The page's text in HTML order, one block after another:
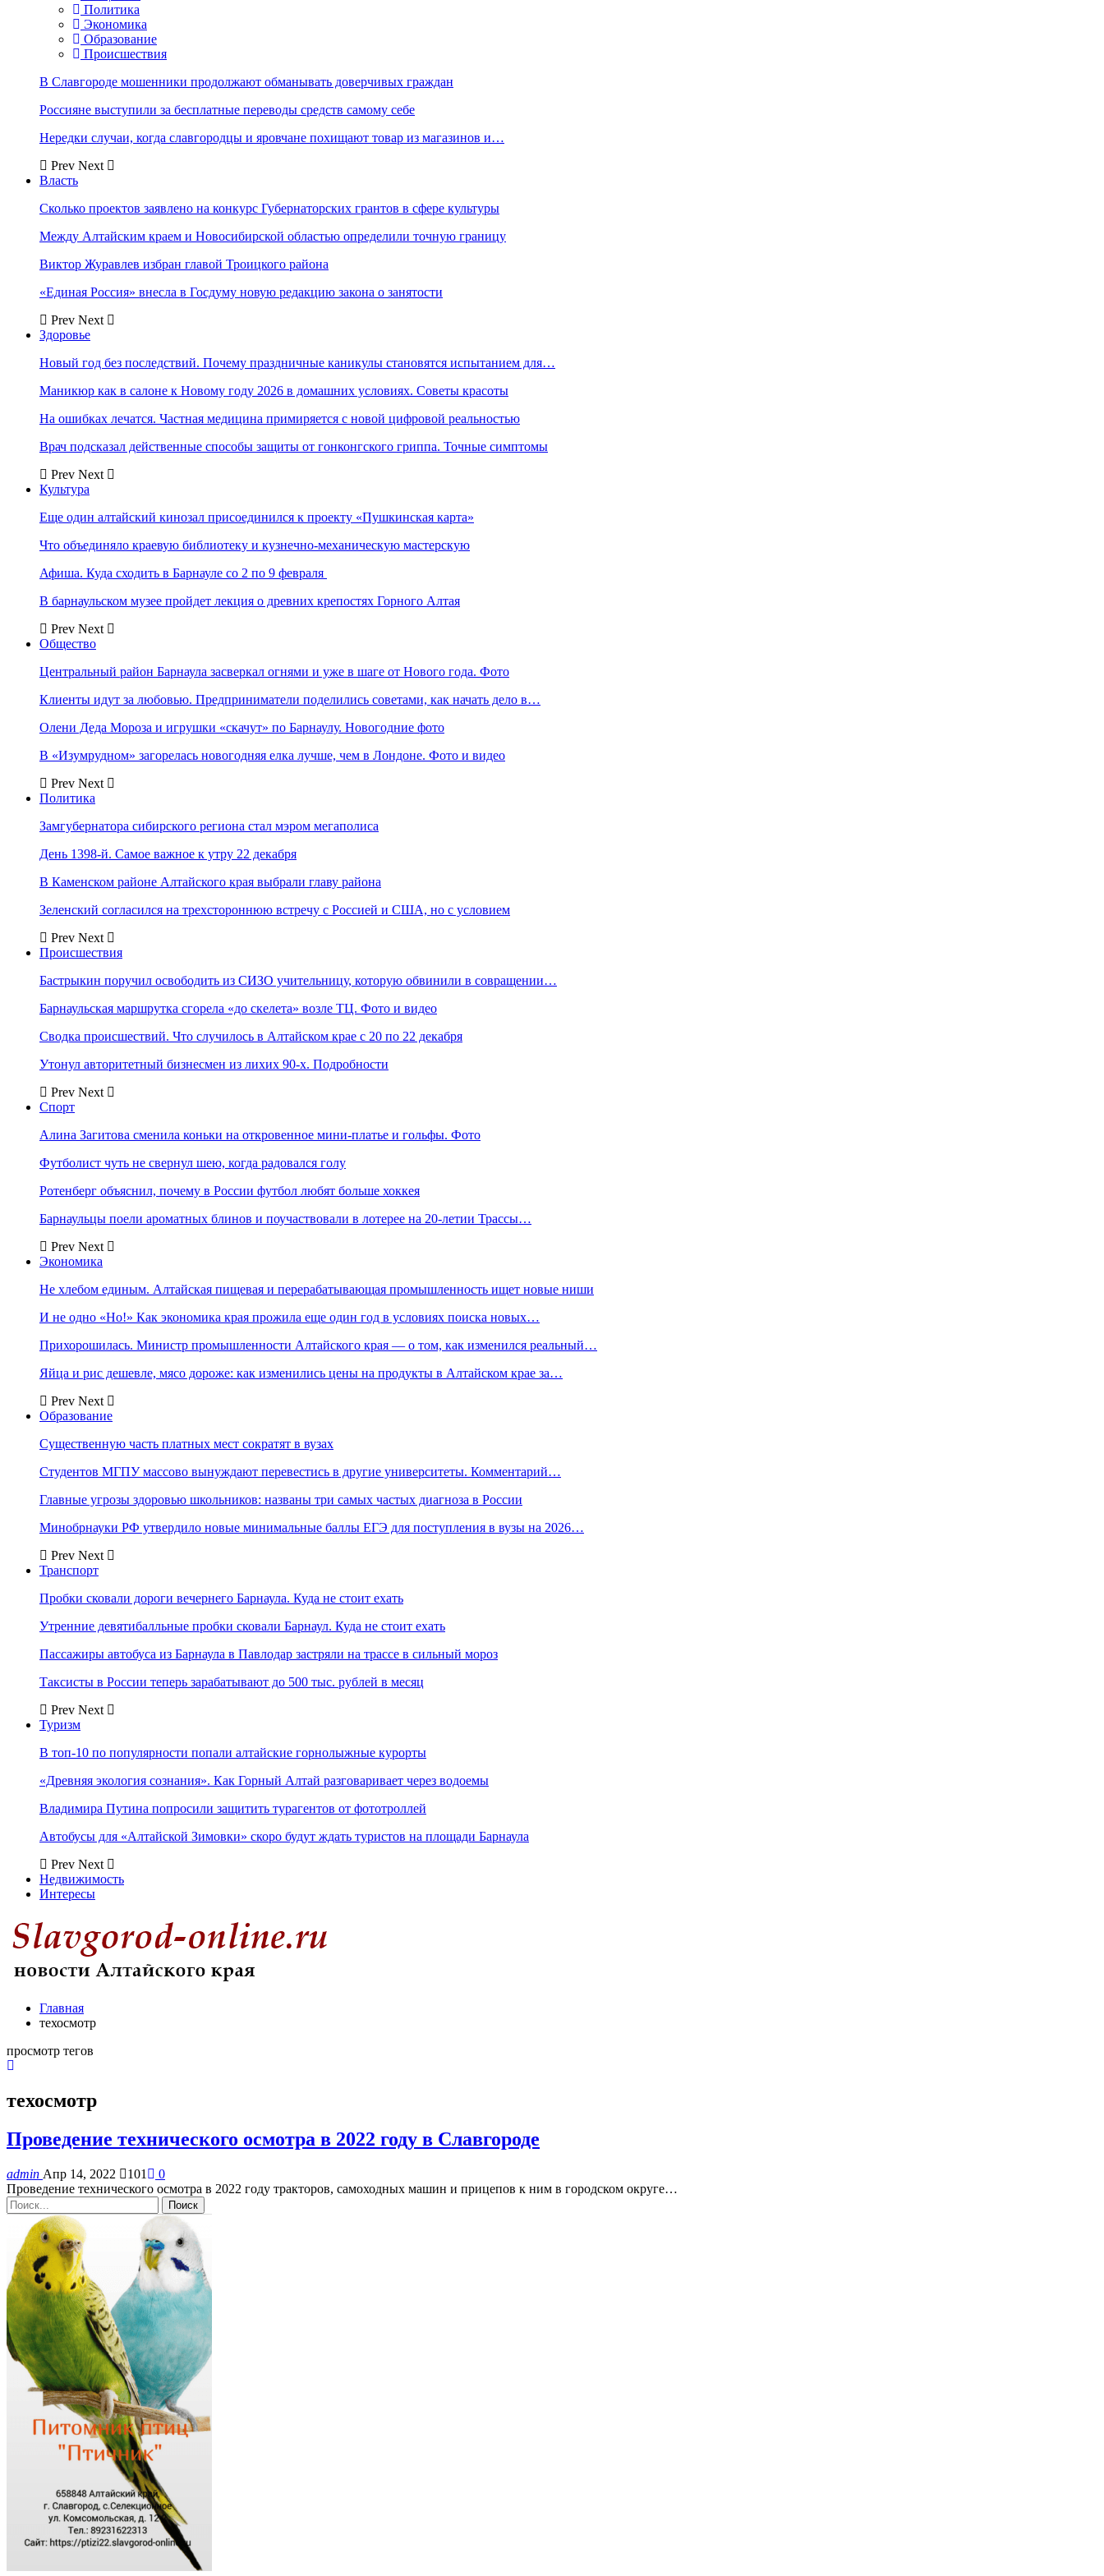
Политика
Экономика
Образование
Происшествия
В Славгороде мошенники продолжают обманывать доверчивых граждан
Россияне выступили за бесплатные переводы средств самому себе
Нередки случаи, когда славгородцы и яровчане похищают товар из магазинов и…
Prev Next
Власть
Сколько проектов заявлено на конкурс Губернаторских грантов в сфере культуры
Между Алтайским краем и Новосибирской областью определили точную границу
Виктор Журавлев избран главой Троицкого района
«Единая Россия» внесла в Госдуму новую редакцию закона о занятости
Prev Next
Здоровье
Новый год без последствий. Почему праздничные каникулы становятся испытанием для…
Маникюр как в салоне к Новому году 2026 в домашних условиях. Советы красоты
На ошибках лечатся. Частная медицина примиряется с новой цифровой реальностью
Врач подсказал действенные способы защиты от гонконгского гриппа. Точные симптомы
Prev Next
Культура
Еще один алтайский кинозал присоединился к проекту «Пушкинская карта»
Что объединяло краевую библиотеку и кузнечно-механическую мастерскую
Афиша. Куда сходить в Барнауле со 2 по 9 февраля
В барнаульском музее пройдет лекция о древних крепостях Горного Алтая
Prev Next
Общество
Центральный район Барнаула засверкал огнями и уже в шаге от Нового года. Фото
Клиенты идут за любовью. Предприниматели поделились советами, как начать дело в…
Олени Деда Мороза и игрушки «скачут» по Барнаулу. Новогодние фото
В «Изумрудном» загорелась новогодняя елка лучше, чем в Лондоне. Фото и видео
Prev Next
Политика
Замгубернатора сибирского региона стал мэром мегаполиса
День 1398-й. Самое важное к утру 22 декабря
В Каменском районе Алтайского края выбрали главу района
Зеленский согласился на трехстороннюю встречу с Россией и США, но с условием
Prev Next
Происшествия
Бастрыкин поручил освободить из СИЗО учительницу, которую обвинили в совращении…
Барнаульская маршрутка сгорела «до скелета» возле ТЦ. Фото и видео
Сводка происшествий. Что случилось в Алтайском крае с 20 по 22 декабря
Утонул авторитетный бизнесмен из лихих 90-х. Подробности
Prev Next
Спорт
Алина Загитова сменила коньки на откровенное мини-платье и гольфы. Фото
Футболист чуть не свернул шею, когда радовался голу
Ротенберг объяснил, почему в России футбол любят больше хоккея
Барнаульцы поели ароматных блинов и поучаствовали в лотерее на 20-летии Трассы…
Prev Next
Экономика
Не хлебом единым. Алтайская пищевая и перерабатывающая промышленность ищет новые ниши
И не одно «Но!» Как экономика края прожила еще один год в условиях поиска новых…
Прихорошилась. Министр промышленности Алтайского края — о том, как изменился реальный…
Яйца и рис дешевле, мясо дороже: как изменились цены на продукты в Алтайском крае за…
Prev Next
Образование
Существенную часть платных мест сократят в вузах
Студентов МГПУ массово вынуждают перевестись в другие университеты. Комментарий…
Главные угрозы здоровью школьников: названы три самых частых диагноза в России
Минобрнауки РФ утвердило новые минимальные баллы ЕГЭ для поступления в вузы на 2026…
Prev Next
Транспорт
Пробки сковали дороги вечернего Барнаула. Куда не стоит ехать
Утренние девятибалльные пробки сковали Барнаул. Куда не стоит ехать
Пассажиры автобуса из Барнаула в Павлодар застряли на трассе в сильный мороз
Таксисты в России теперь зарабатывают до 500 тыс. рублей в месяц
Prev Next
Туризм
В топ-10 по популярности попали алтайские горнолыжные курорты
«Древняя экология сознания». Как Горный Алтай разговаривает через водоемы
Владимира Путина попросили защитить турагентов от фототроллей
Автобусы для «Алтайской Зимовки» скоро будут ждать туристов на площади Барнаула
Prev Next
Недвижимость
Интересы
Главная
техосмотр
просмотр тегов
техосмотр
Проведение технического осмотра в 2022 году в Славгороде
admin Апр 14, 2022 101
0
Проведение технического осмотра в 2022 году тракторов, самоходных машин и прицепов к ним в городском округе…